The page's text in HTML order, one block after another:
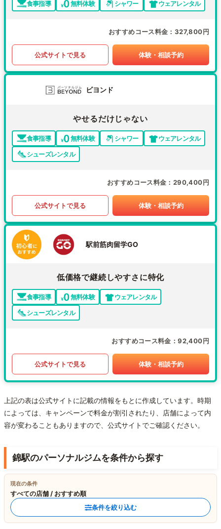
食事指導 無料体験 シャワー ウェアレンタル
おすすめコース料金 327,800円
公式サイトで見る 体験・相談予約
ビヨンド
やせるだけじゃない
食事指導 無料体験 シャワー
ウェアレンタル
シューズレンタル
おすすめコース料金 290,400円
公式サイトで見る 体験・相談予約
駅前筋肉留学GO
低価格で継続しやすさに特化
食事指導 無料体験
ウェアレンタル
シューズレンタル
おすすめコース料金 92,400円
公式サイトで見る 体験・相談予約
上記の表は公式サイトに記載の情報をもとに作成しています。時期
によっては、キャンペーンで料金が割引されたり、店舗によって内
容が変わることもありますので、公式サイトでご確認ください。
錦駅のパーソナルジムを条件から探す
現在の条件
すべての店舗 / おすすめ順
条件を絞り込む